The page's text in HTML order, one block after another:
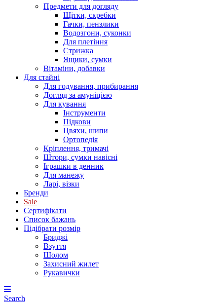
Предмети для догляду
Щітки, скребки
Гачки, пензлики
Водозгони, суконки
Для плетіння
Стрижка
Ящики, сумки
Вітаміни, добавки
Для стайні
Для годування, прибирання
Догляд за амуніцією
Для кування
Інструменти
Підкови
Цвяхи, шипи
Ортопедія
Кріплення, тримачі
Штори, сумки навісні
Іграшки в денник
Для манежу
Ларі, візки
Бренди
Sale
Сертифікати
Список бажань
Підібрати розмір
Бриджі
Взуття
Шолом
Захисний жилет
Рукавички
Search